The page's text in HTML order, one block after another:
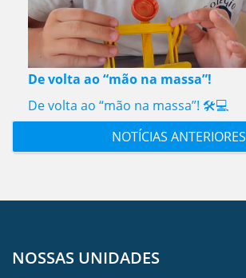
De volta ao “mão na massa”!
De volta ao “mão na massa”! 🛠️💻
NOTÍCIAS ANTERIORES
NOSSAS UNIDADES